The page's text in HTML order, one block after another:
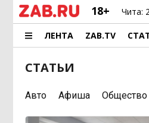
18+ Чита:
ЛЕНТА ZAB.TV
СТАТЬИ
Авто Афиша Общество